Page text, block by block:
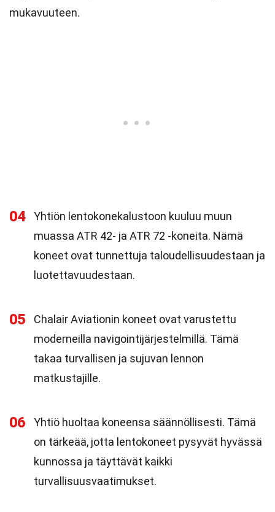
mukavuuteen.
04
Yhtiön lentokonekalustoon kuuluu muun
muassa ATR 42- ja ATR 72 -koneita. Nämä
koneet ovat tunnettuja taloudellisuudestaan ja
luotettavuudestaan.
05
Chalair Aviationin koneet ovat varustettu
moderneilla navigointijärjestelmillä. Tämä
takaa turvallisen ja sujuvan lennon
matkustajille.
06
Yhtiö huoltaa koneensa säännöllisesti. Tämä
on tärkeää, jotta lentokoneet pysyvät hyvässä
kunnossa ja täyttävät kaikki
turvallisuusvaatimukset.